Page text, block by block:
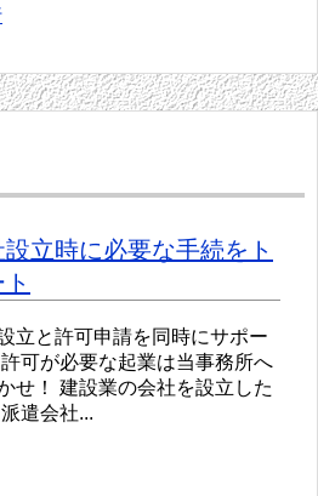
立時に必要な手続をト
立と許可申請を同時にサポー
許可が必要な起業は当事務所へ
せ！ 建設業の会社を設立した
遣会社...